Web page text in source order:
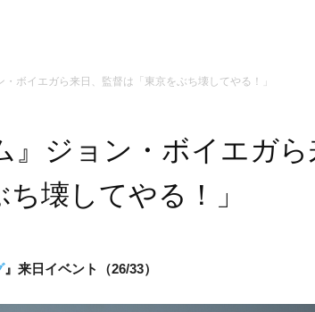
ボイエガら来日、監督は「東京をぶち壊してやる！」
』ジョン・ボイエガら
壊してやる！」
』来日イベント（26/33）